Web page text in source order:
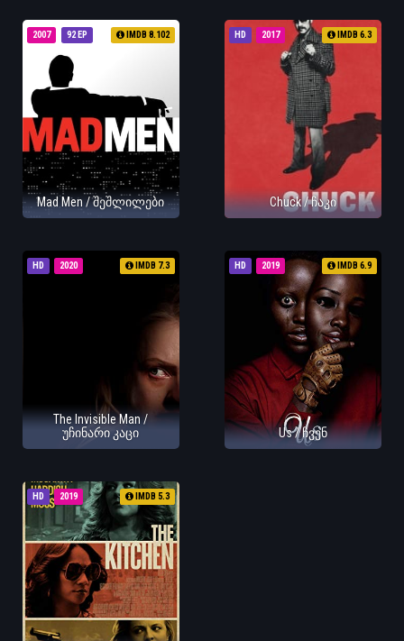
92 EP
2007 IMDB 8.102
Mad Men / შეშლილები
HD 2017 IMDB 6.3
Chuck / ჩაკი
HD 2020 IMDB 7.3
The Invisible Man /
უჩინარი კაცი
HD 2019 IMDB 6.9
Us / ჩვენ
HD 2019 IMDB 5.3